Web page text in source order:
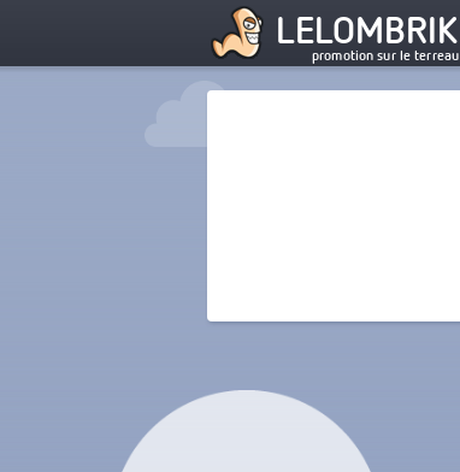
LELOMBRIK
promotion sur le terreau